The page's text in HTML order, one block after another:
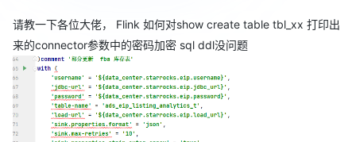
请教一下各位大佬， Flink 如何对show create table tbl_xx 打印出
来的connector参数中的密码加密 sql ddl没问题